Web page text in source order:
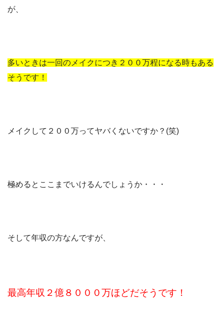
が、
多いときは一回のメイクにつき２００万程になる時もある
そうです！
メイクして２００万ってヤバくないですか？(笑)
極めるとここまでいけるんでしょうか・・・
そして年収の方なんですが、
最高年収２億８０００万ほどだそうです！